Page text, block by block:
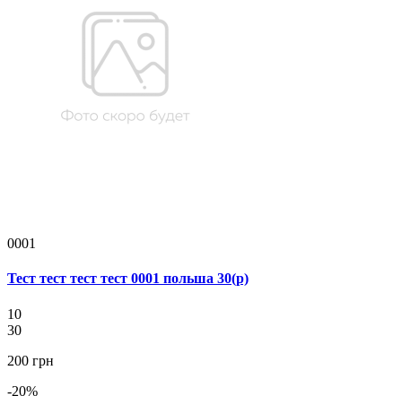
0001
Тест тест тест тест 0001 польша 30(р)
10
30
200 грн
-20%